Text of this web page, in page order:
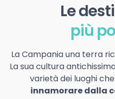
Le
più
La Campania una terra
La sua cultura
varietà dei luoghi
innamorare dalla